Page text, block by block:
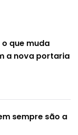
que muda
a nova portaria
sempre são a